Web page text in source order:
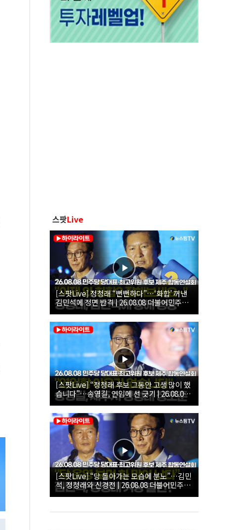
스팟Live
[스팟Live] 정청래 “뻔뻔하다”…‘화합’ 꺼낸
김민석에 정면 반격 | 26.08.08 더불어민주당
당대표·최고위원 후보 제주 합동연설회
[스팟Live] “정청래 후보 그동안 고생 많이 했
습니다”…송영길, 연임에 선 긋기 | 26.08.08
더불어민주당 당대표·최고위원 후보 제주 합
동연설회
[스팟Live] “당 돌아가는 모습에 분노”…김민
석, 정청래와 신경전 | 26.08.08 더불어민주당
당대표·최고위원 후보 제주 합동연설회